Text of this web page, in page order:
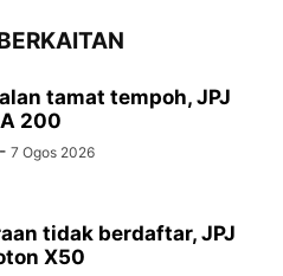
tamat tempoh, JPJ
200
- 7 Ogos 2026
tidak berdaftar, JPJ
X50